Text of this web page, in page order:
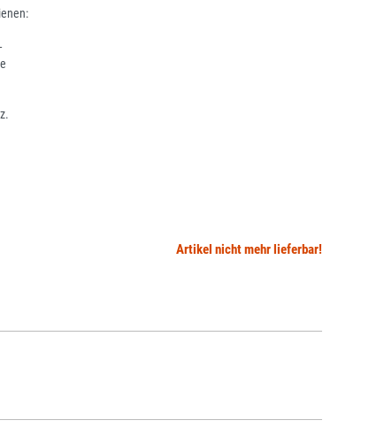
Artikel nicht mehr lieferbar!